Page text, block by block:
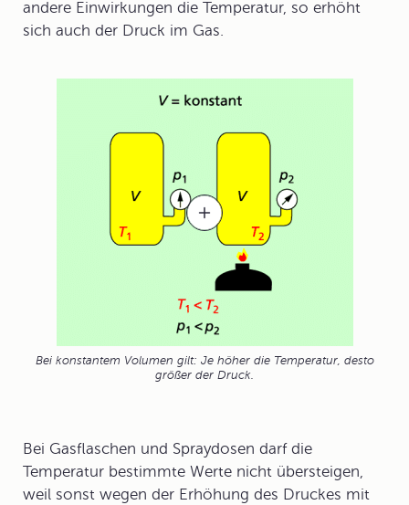
andere Einwirkungen die Temperatur, so erhöht
sich auch der Druck im Gas.
Bei konstantem Volumen gilt: Je höher die Temperatur, desto
größer der Druck.
Bei Gasflaschen und Spraydosen darf die
Temperatur bestimmte Werte nicht übersteigen,
weil sonst wegen der Erhöhung des Druckes mit